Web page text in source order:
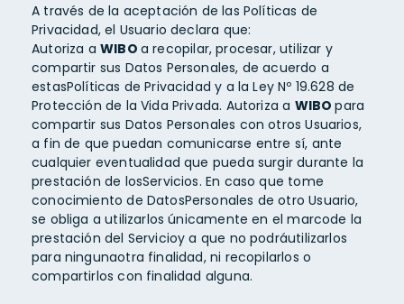
A través de la aceptación de las Políticas de
Privacidad, el Usuario declara que:
Autoriza a WIBO a recopilar, procesar, utilizar y
compartir sus Datos Personales, de acuerdo a
estasPolíticas de Privacidad y a la Ley Nº 19.628 de
Protección de la Vida Privada. Autoriza a WIBOpara
compartir sus Datos Personales con otros Usuarios,
a fin de que puedan comunicarse entre sí, ante
cualquier eventualidad que pueda surgir durante la
prestación de losServicios. En caso que tome
conocimiento de DatosPersonales de otro Usuario,
se obliga a utilizarlos únicamente en el marcode la
prestación del Servicioy a que no podráutilizarlos
para ningunaotra finalidad, ni recopilarlos o
compartirlos con finalidad alguna.